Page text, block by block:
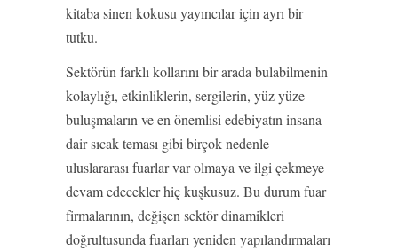
kitaba sinen kokusu yayıncılar için ayrı bir
tutku.
Sektörün farklı kollarını bir arada bulabilmenin
kolaylığı, etkinliklerin, sergilerin, yüz yüze
buluşmaların ve en önemlisi edebiyatın insana
dair sıcak teması gibi birçok nedenle
uluslararası fuarlar var olmaya ve ilgi çekmeye
devam edecekler hiç kuşkusuz. Bu durum fuar
firmalarının, değişen sektör dinamikleri
doğrultusunda fuarları yeniden yapılandırmaları